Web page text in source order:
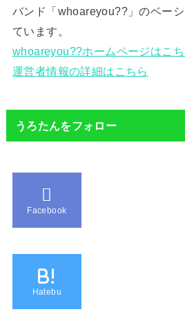
バンド「whoareyou??」のベー
ています。
whoareyou??ホームページはこち
運営者情報の詳細はこちら
うろたんをフォロー
Facebook
B!
Hatebu